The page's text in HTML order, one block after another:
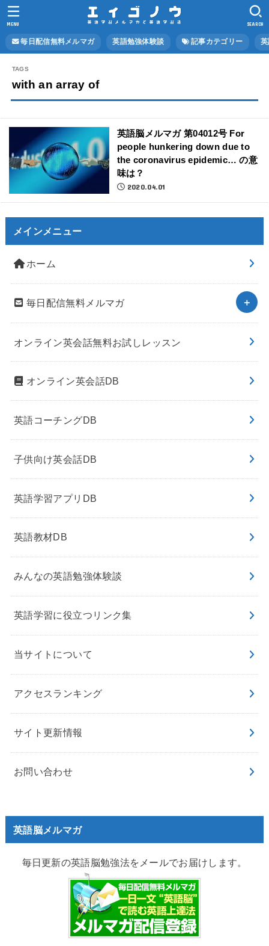
毎日配信無料メルマガ 英語勉強体験談 記事カテゴリー
SEARCH
MENU
with an array of
英語脳メルマガ 第04012号 For
people hunkering down due to
the coronavirus epidemic… の意
味は？
2020.04.01
メインメニュー
ホーム
毎日配信無料メルマガ
オンライン英会話無料お試しレッスン
オンライン英会話DB
英語コーチングDB
子供向け英会話DB
英語学習アプリDB
英語教材DB
みんなの英語勉強体験談
英語学習に役立つリンク集
当サイトについて
アクセスランキング
サイト更新情報
お問い合わせ
英語脳メルマガ
毎日更新の英語脳勉強法をメールでお届けします。